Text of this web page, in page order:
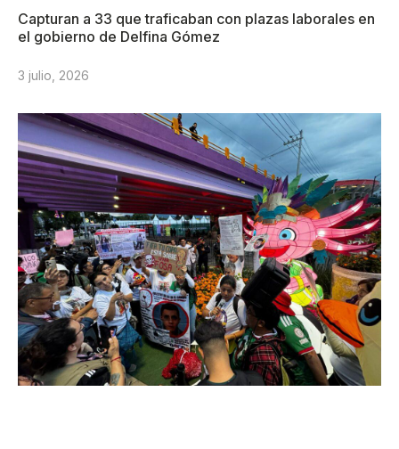
Capturan a 33 que traficaban con plazas laborales en
el gobierno de Delfina Gómez
3 julio, 2026